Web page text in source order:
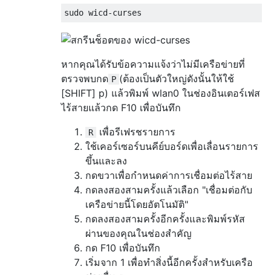
หากคุณได้รับข้อความแจ้งว่าไม่มีเครือข่ายที่
ตรวจพบกด P (ต้องเป็นตัวใหญ่ดังนั้นให้ใช้
[SHIFT] p) แล้วพิมพ์ wlan0 ในช่องอินเตอร์เฟส
ไร้สายแล้วกด F10 เพื่อบันทึก
R
เพื่อรีเฟรชรายการ
ใช้เคอร์เซอร์บนคีย์บอร์ดเพื่อเลื่อนรายการ
ขึ้นและลง
กดขวาเพื่อกำหนดค่าการเชื่อมต่อไร้สาย
กดลงสองสามครั้งแล้วเลือก "เชื่อมต่อกับ
เครือข่ายนี้โดยอัตโนมัติ"
กดลงสองสามครั้งอีกครั้งและพิมพ์รหัส
ผ่านของคุณในช่องสำคัญ
กด F10 เพื่อบันทึก
เริ่มจาก 1 เพื่อทำสิ่งนี้อีกครั้งสำหรับเครือ